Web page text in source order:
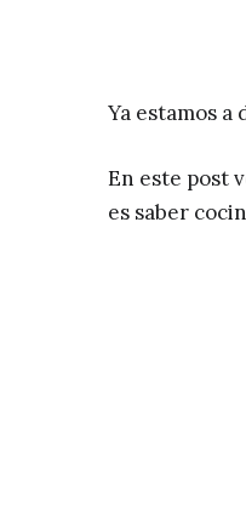
Ya estamos
En este post
es saber